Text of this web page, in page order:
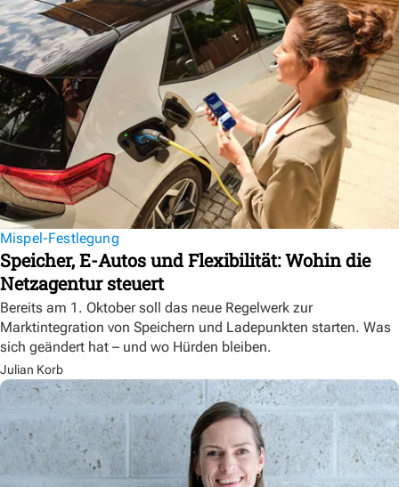
Mispel-Festlegung
Speicher, E-Autos und Flexibilität: Wohin die
Netzagentur steuert
Bereits am 1. Oktober soll das neue Regelwerk zur
Marktintegration von Speichern und Ladepunkten starten. Was
sich geändert hat – und wo Hürden bleiben.
Julian Korb